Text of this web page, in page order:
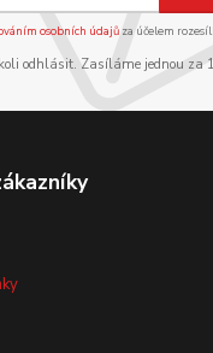
osobních údajůza účelem
odhlásit. Zasíláme jednou za